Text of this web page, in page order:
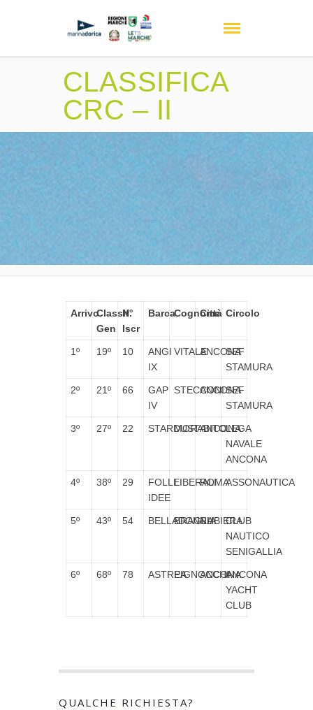
CLASSIFICA
CRC – II
ArrivoClassif.
Gen
N°
Iscr
BarcaCognome
Città Circolo
1º 19º 10
ANGI
IX
VITALEANCONA
SEF
STAMURA
2º 21º 66
GAP
IV
STECCONI
ANCONA
SEF
STAMURA
3º 27º 22 STARDUSTMORABITO
ANCONA
LEGA
NAVALE
ANCONA
4º 38º 29
FOLLE
IDEE
LIBERALI
ROMAASSONAUTICA
5º 43º 54 BELLADONNA
BRAGLIARUBIERA
CLUB
NAUTICO
SENIGALLIA
6º 68º 78 ASTREAPIGNOCCHI
ANCONAANCONA
YACHT
CLUB
QUALCHE RICHIESTA?